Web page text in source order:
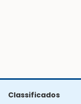
Classificados